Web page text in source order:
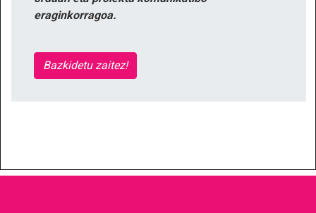
eraginkorragoa.
Bazkidetu zaitez!